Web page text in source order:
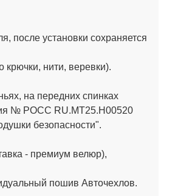
после установки сохраняется
нити, веревки).
на передних спинках
№ РОСС RU.МТ25.Н00520
безопасности".
- премиум велюр),
пошив Авточехлов.